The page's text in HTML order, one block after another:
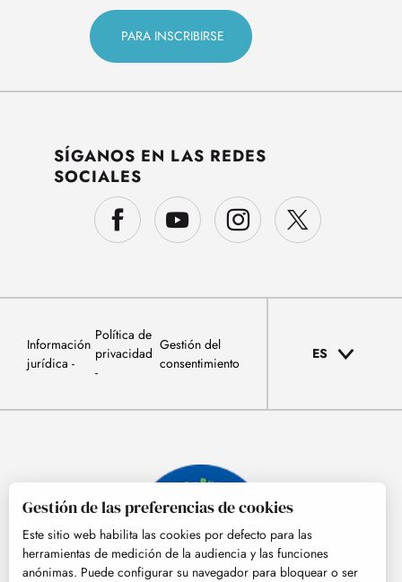
SÍGANOS EN LAS REDES
SOCIALES
Información
jurídica
Política de
privacidad
Gestión del
consentimiento
ES
Gestión de las preferencias de cookies
Este sitio web habilita las cookies por defecto para las
herramientas de medición de la audiencia y las funciones
anónimas. Puede configurar su navegador para bloquear o ser